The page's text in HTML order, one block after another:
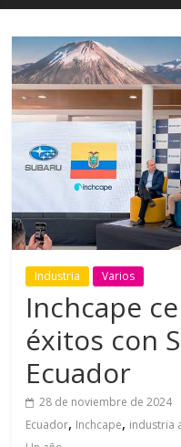
Industria Varios
Inchcape
éxitos con
Ecuador
28 de noviembre de 2024
Ecuador, Inchcape, industria